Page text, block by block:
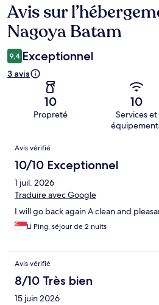
Avis
Avis sur
Nagoya Batam
9,4 Exceptionnel
3 avis
10
Propreté
10
Services et
Avis
Avis vérifié
10/10 Exceptionnel
1 juil. 2026
Traduire avec Google
I will go back again A clean and
Li Ping, séjour de 2 nuits
Avis vérifié
8/10 Très bien
15 juin 2026